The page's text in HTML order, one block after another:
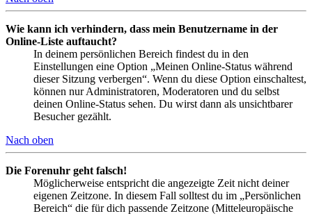
Wie kann ich verhindern, dass mein Benutzername in der
Online-Liste auftaucht?
In deinem persönlichen Bereich findest du in den
Einstellungen eine Option „Meinen Online-Status während
dieser Sitzung verbergen“. Wenn du diese Option einschaltest,
können nur Administratoren, Moderatoren und du selbst
deinen Online-Status sehen. Du wirst dann als unsichtbarer
Besucher gezählt.
Nach oben
Die Forenuhr geht falsch!
Möglicherweise entspricht die angezeigte Zeit nicht deiner
eigenen Zeitzone. In diesem Fall solltest du im „Persönlichen
Bereich“ die für dich passende Zeitzone (Mitteleuropäische